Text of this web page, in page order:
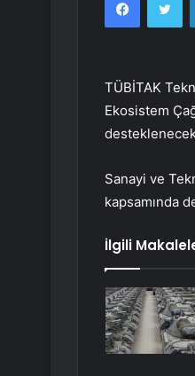
TÜBİTAK
Ekosistem
Sanayi ve
kapsamında
İlgili